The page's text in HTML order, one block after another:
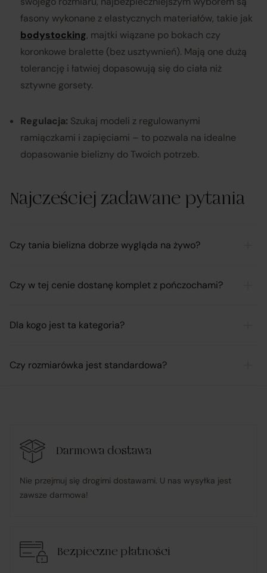
fasony wykonane z elastycznych materiałów, takie jak
bodystocking, majtki wiązane po bokach czy
koronkowe bralette (bez usztywnień). Mają one dużą
tolerancję i łatwiej dopasowują się do ciała niż
sztywne gorsety.
Regulacja: Szukaj modeli z regulowanymi
ramiączkami i zapięciami – to pozwala na idealne
dopasowanie bielizny do Twoich potrzeb.
Najcześciej zadawane pytania
Czy tania bielizna dobrze wygląda na żywo?
Czy w tej cenie dostanę komplet z pończochami?
Dla kogo jest ta kategoria?
Czy rozmiarówka jest standardowa?
Darmowa dostawa
Nie przejmuj się drogimi dostawami. U nas wysyłka jest
zawsze darmowa!
Bezpieczne płatności